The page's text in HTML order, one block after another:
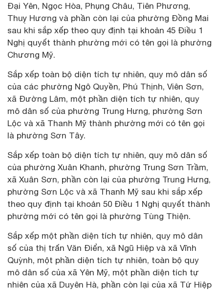
Đại Yên, Ngọc Hòa, Phụng Châu, Tiên Phương,
Thuỵ Hương và phần còn lại của phường Đồng Mai
sau khi sắp xếp theo quy định tại khoản 45 Điều 1
Nghị quyết thành phường mới có tên gọi là phường
Chương Mỹ.
Sắp xếp toàn bộ diện tích tự nhiên, quy mô dân số
của các phường Ngô Quyền, Phú Thịnh, Viên Sơn,
xã Đường Lâm, một phần diện tích tự nhiên, quy
mô dân số của phường Trung Hưng, phường Sơn
Lộc và xã Thanh Mỹ thành phường mới có tên gọi
là phường Sơn Tây.
Sắp xếp toàn bộ diện tích tự nhiên, quy mô dân số
của phường Xuân Khanh, phường Trung Sơn Trầm,
xã Xuân Sơn, phần còn lại của phường Trung Hưng,
phường Sơn Lộc và xã Thanh Mỹ sau khi sắp xếp
theo quy định tại khoản 50 Điều 1 Nghị quyết thành
phường mới có tên gọi là phường Tùng Thiện.
Sắp xếp một phần diện tích tự nhiên, quy mô dân
số của thị trấn Văn Điển, xã Ngũ Hiệp và xã Vĩnh
Quỳnh, một phần diện tích tự nhiên, toàn bộ quy
mô dân số của xã Yên Mỹ, một phần diện tích tự
nhiên của xã Duyên Hà, phần còn lại của xã Tứ Hiệp